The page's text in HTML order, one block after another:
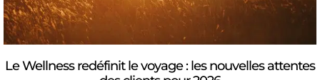
Le Wellness redéfinit le voyage : les nouvelles attentes